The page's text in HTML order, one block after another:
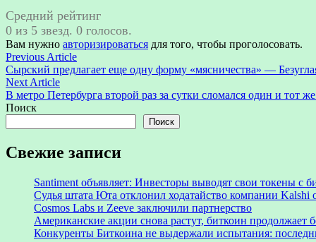
Средний рейтинг
0 из 5 звезд. 0 голосов.
Вам нужно авторизироваться для того, чтобы проголосовать.
Навигация
по
записям
Previous ArticlePrevious
article:
Сырский предлагает еще одну форму «мясничества» —
Next ArticleNext
article:
В метро Петербурга второй раз за сутки сломался один и тот же
Поиск
Поиск
Свежие записи
Santiment объявляет: Инвесторы выводят свои токены
Судья штата Юта отклонил ходатайство компании
Cosmos Labs и Zeeve заключили партнерство
Американские акции снова растут, биткоин продолжает
Конкуренты Биткоина не выдержали испытания: